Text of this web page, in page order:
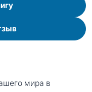
мира в